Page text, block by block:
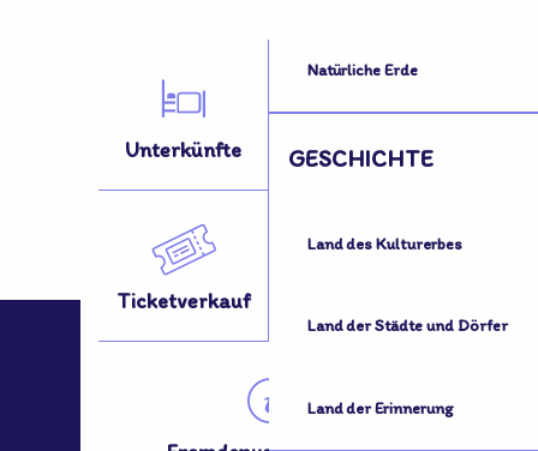
Natürliche Erde
GESCHICHTE
Land des Kulturerbes
Land der Städte und Dörfer
Land der Erinnerung
Unterkünfte Aktivitäten
Ticketverkauf